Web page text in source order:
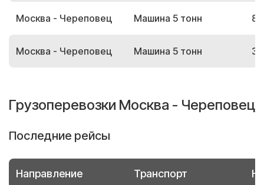
Москва - Череповец Машина 5 тонн
Москва - Череповец Машина 5 тонн
Грузоперевозки Москва - Череповец
Последние рейсы
Направление Транспорт